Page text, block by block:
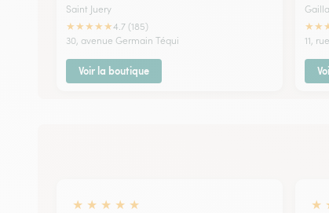
Saint Juery
★★★★★4.7 (185)
30, avenue Germain Téqui
Voir la boutique
★★
11,
★ ★ ★ ★ ★
★